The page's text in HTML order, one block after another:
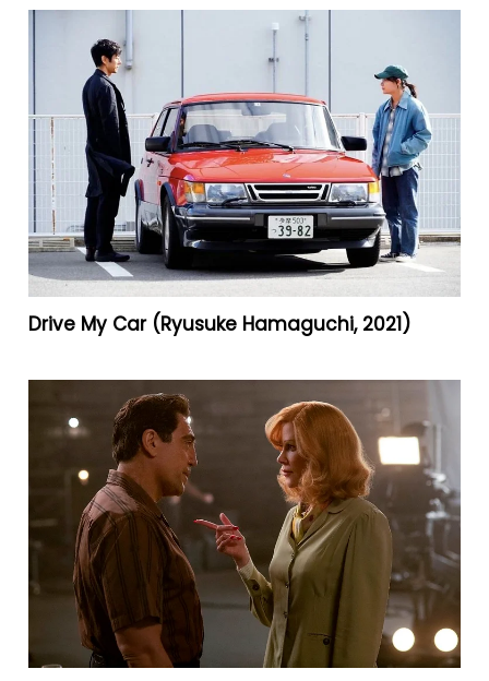
Drive My Car (Ryusuke Hamaguchi, 2021)